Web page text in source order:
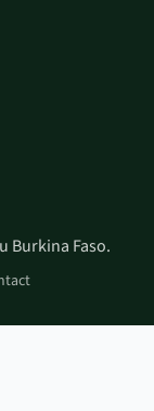
Burkina Faso.